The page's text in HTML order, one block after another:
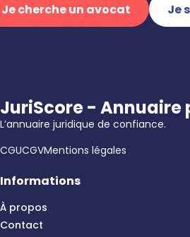
Je cherche un avocat
Je
JuriScore - Annuaire
L’annuaire juridique de confiance.
CGUCGVMentions légales
Informations
À propos
Contact